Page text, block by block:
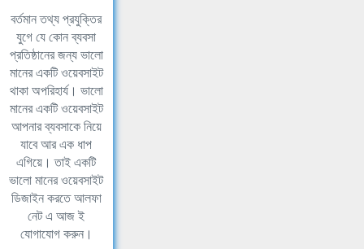
বর্তমান তথ্য প্রযুক্তির
যুগে যে কোন ব্যবসা
প্রতিষ্ঠানের জন্য ভালো
মানের একটি ওয়েবসাইট
থাকা অপরিহার্য। ভালো
মানের একটি ওয়েবসাইট
আপনার ব্যবসাকে নিয়ে
যাবে আর এক ধাপ
এগিয়ে। তাই একটি
ভালো মানের ওয়েবসাইট
ডিজাইন করতে আলফা
নেট এ আজ ই
যোগাযোগ করুন।